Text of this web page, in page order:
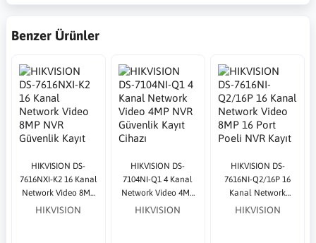
Benzer Ürünler
HIKVISION DS-
7616NXI-K2 16 Kanal
Network Video 8MP
NVR Güvenlik Kayıt
HIKVISION
HIKVISION DS-
7104NI-Q1 4 Kanal
Network Video 4MP
NVR Güvenlik Kayıt
HIKVISION
HIKVISION DS-
7616NI-Q2/16P 16
Kanal Network
Video 8MP 16 Port
HIKVISION